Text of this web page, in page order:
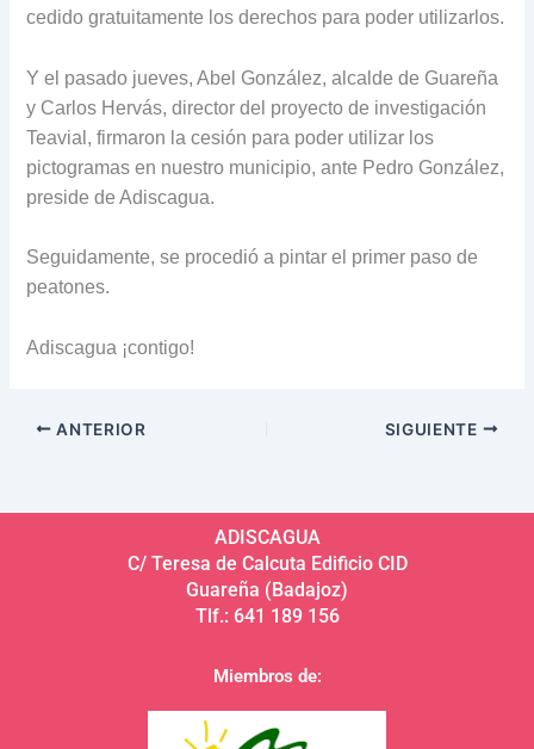
cedido gratuitamente los derechos para poder utilizarlos.
Y el pasado jueves, Abel González, alcalde de Guareña
y Carlos Hervás, director del proyecto de investigación
Teavial, firmaron la cesión para poder utilizar los
pictogramas en nuestro municipio, ante Pedro González,
preside de Adiscagua.
Seguidamente, se procedió a pintar el primer paso de
peatones.
Adiscagua ¡contigo!
ANTERIOR SIGUIENTE
ADISCAGUA
C/ Teresa de Calcuta Edificio CID
Guareña (Badajoz)
Tlf.: 641 189 156
Miembros de: